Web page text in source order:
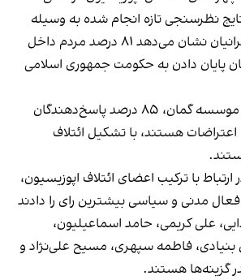
نظر‌سنجی تازه انجام شده به وسیله
«موسسه گمان» از ایرانیان نشان می‌دهد ۸۱ درصد مردم داخل
پایان دادن به حکومت جمهوری اسلامی
بر اساس نظرسنجی موسسه گمان، ۸۵ درصد پاسخ‌دهندگان
هستند، با تشکیل ائتلاف
با ترکیب اعضای ائتلاف اپوزیسیون،
پاسخ‌‌دهندگان به ۲۰ فعال مدنی و سیاسی بیشترین رای را دادند
علی کریمی، حامد اسماعیلیون،
بنیادی، فاطمه سپهری، مسیح علی‌نژاد و
گزینه‌ها هستند.